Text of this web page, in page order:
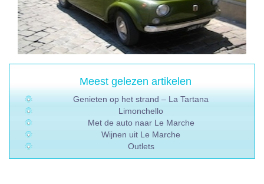
Meest gelezen artikelen
Genieten op het strand – La Tartana
Limonchello
Met de auto naar Le Marche
Wijnen uit Le Marche
Outlets